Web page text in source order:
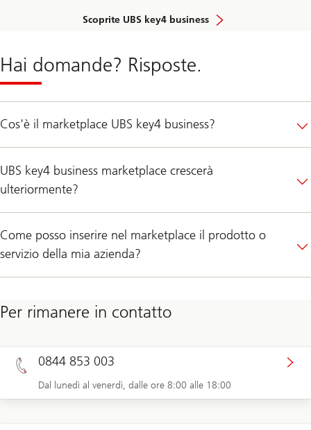
Scoprite UBS key4 business
Hai domande? Risposte.
Cos'è il marketplace UBS key4 business?
UBS key4 business marketplace crescerà
ulteriormente?
Come posso inserire nel marketplace il prodotto o
servizio della mia azienda?
Per rimanere in contatto
0844 853 003
Dal lunedì al venerdì, dalle ore 8:00 alle 18:00